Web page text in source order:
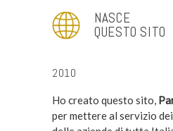
NASCE
QUESTO SITO
2010
Ho creato questo sito,
per mettere al servizio